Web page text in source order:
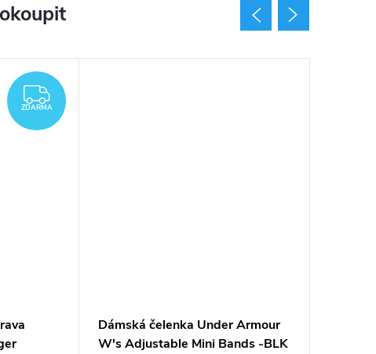
ZDARMA
ZDARMA
Dámská čelenka Under Armour
W's Adjustable Mini Bands -BLK